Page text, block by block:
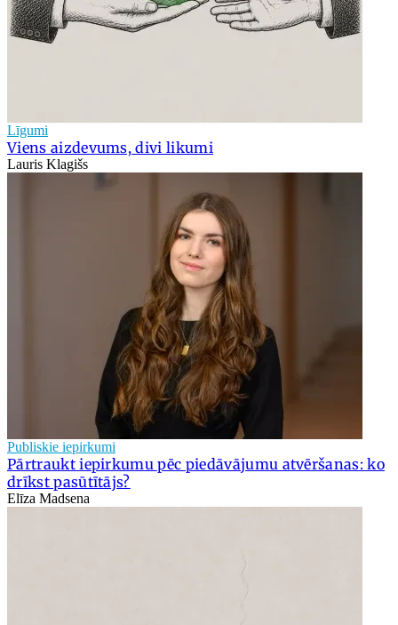
Līgumi
Viens aizdevums, divi likumi
Lauris Klagišs
Publiskie iepirkumi
Pārtraukt iepirkumu pēc piedāvājumu atvēršanas: ko
drīkst pasūtītājs?
Elīza Madsena